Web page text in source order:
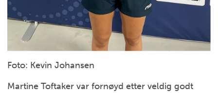
Foto: Kevin Johansen
Martine Toftaker var fornøyd etter veldig godt